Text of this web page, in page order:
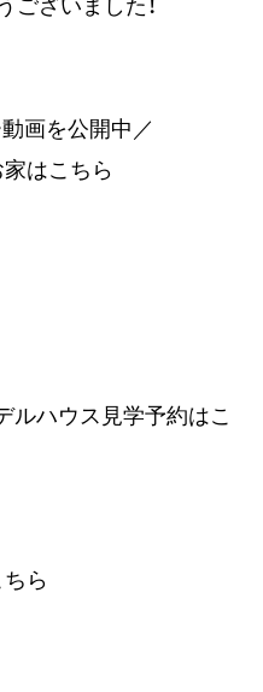
画を公開中／
はこちら
ルハウス見学予約はこ
ら